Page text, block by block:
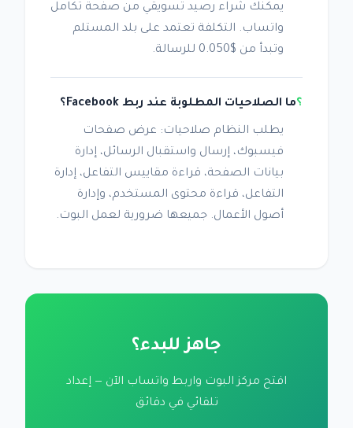
يمكنك شراء رصيد تسويقي من صفحة تكامل
واتساب. التكلفة تعتمد على بلد المستلم
وتبدأ من $0.050 للرسالة.
ما الصلاحيات المطلوبة عند ربط Facebook؟
يطلب النظام صلاحيات: عرض صفحات
فيسبوك، إرسال واستقبال الرسائل، إدارة
بيانات الصفحة، قراءة مقاييس التفاعل، إدارة
التفاعل، قراءة محتوى المستخدم، وإدارة
أصول الأعمال. جميعها ضرورية لعمل البوت.
جاهز للبدء؟
افتح مركز البوت واربط واتساب الآن — إعداد
تلقائي في دقائق